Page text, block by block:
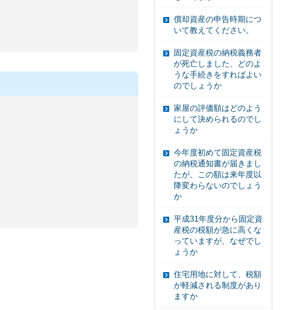
償却資産の申告時期につ
いて教えてください。
固定資産税の納税義務者
が死亡しました、どのよ
うな手続きをすればよい
のでしょうか
家屋の評価額はどのよう
にして決められるのでし
ょうか
今年度初めて固定資産税
の納税通知書が届きまし
たが、この額は来年度以
降変わらないのでしょう
か
平成31年度分から固定資
産税の税額が急に高くな
っていますが、なぜでし
ょうか
住宅用地に対して、税額
が軽減される制度があり
ますか